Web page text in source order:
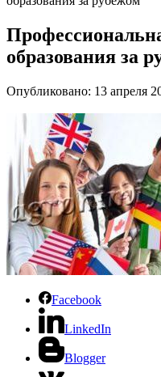
образования за
Опубликовано: 13 апреля
Facebook
LinkedIn
Blogger